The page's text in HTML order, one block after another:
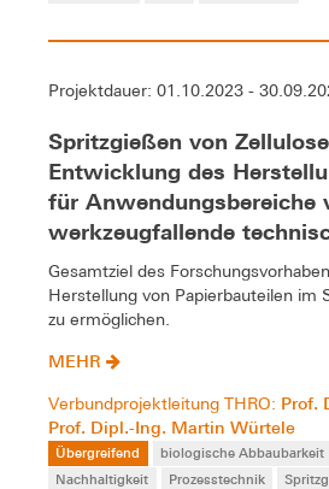
Projektdauer: 01.10.2023 -
Spritzgießen von
Entwicklung des
für Anwendungsbereiche
werkzeugfallende
Gesamtziel des
Herstellung von Papierbauteilen im
zu ermöglichen.
MEHR
Verbundprojektleitung THRO: Prof.
Prof. Dipl.-Ing. Martin Würtele
Übergreifend biologische Abbaubarkeit
Nachhaltigkeit
Prozesstechnik